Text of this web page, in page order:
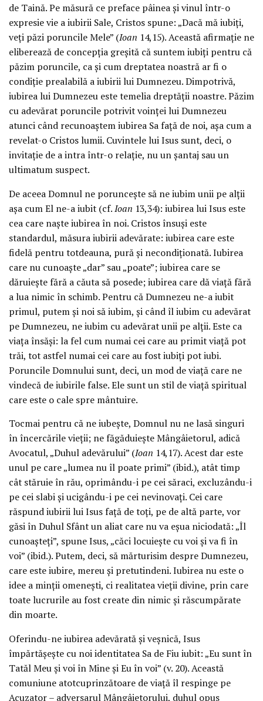
de Taină. Pe măsură ce preface pâinea și vinul într-o
expresie vie a iubirii Sale, Cristos spune: „Dacă mă iubiți,
veți păzi poruncile Mele” (Ioan 14,15). Această afirmație ne
eliberează de concepția greșită că suntem iubiți pentru că
păzim poruncile, ca și cum dreptatea noastră ar fi o
condiție prealabilă a iubirii lui Dumnezeu. Dimpotrivă,
iubirea lui Dumnezeu este temelia dreptății noastre. Păzim
cu adevărat poruncile potrivit voinței lui Dumnezeu
atunci când recunoaștem iubirea Sa față de noi, așa cum a
revelat-o Cristos lumii. Cuvintele lui Isus sunt, deci, o
invitație de a intra într-o relație, nu un șantaj sau un
ultimatum suspect.
De aceea Domnul ne poruncește să ne iubim unii pe alții
așa cum El ne-a iubit (cf.Ioan 13,34): iubirea lui Isus este
cea care naște iubirea în noi. Cristos însuși este
standardul, măsura iubirii adevărate: iubirea care este
fidelă pentru totdeauna, pură și necondiționată. Iubirea
care nu cunoaște „dar” sau „poate”; iubirea care se
dăruiește fără a căuta să posede; iubirea care dă viață fără
a lua nimic în schimb. Pentru că Dumnezeu ne-a iubit
primul, putem și noi să iubim, și când îl iubim cu adevărat
pe Dumnezeu, ne iubim cu adevărat unii pe alții. Este ca
viața însăși: la fel cum numai cei care au primit viață pot
trăi, tot astfel numai cei care au fost iubiți pot iubi.
Poruncile Domnului sunt, deci, un mod de viață care ne
vindecă de iubirile false. Ele sunt un stil de viață spiritual
care este o cale spre mântuire.
Tocmai pentru că ne iubește, Domnul nu ne lasă singuri
în încercările vieții; ne făgăduiește Mângâietorul, adică
Avocatul, „Duhul adevărului” (Ioan 14,17). Acest dar este
unul pe care „lumea nu îl poate primi” (ibid.), atât timp
cât stăruie în rău, oprimându-i pe cei săraci, excluzându-i
pe cei slabi și ucigându-i pe cei nevinovați. Cei care
răspund iubirii lui Isus față de toți, pe de altă parte, vor
găsi în Duhul Sfânt un aliat care nu va eșua niciodată: „Îl
cunoașteți”, spune Isus, „căci locuiește cu voi și va fi în
voi” (ibid.). Putem, deci, să mărturisim despre Dumnezeu,
care este iubire, mereu și pretutindeni. Iubirea nu este o
idee a minții omenești, ci realitatea vieții divine, prin care
toate lucrurile au fost create din nimic și răscumpărate
din moarte.
Oferindu-ne iubirea adevărată și veșnică, Isus
împărtășește cu noi identitatea Sa de Fiu iubit: „Eu sunt în
Tatăl Meu și voi în Mine și Eu în voi” (v. 20). Această
comuniune atotcuprinzătoare de viață îl respinge pe
Acuzator – adversarul Mângâietorului, duhul opus